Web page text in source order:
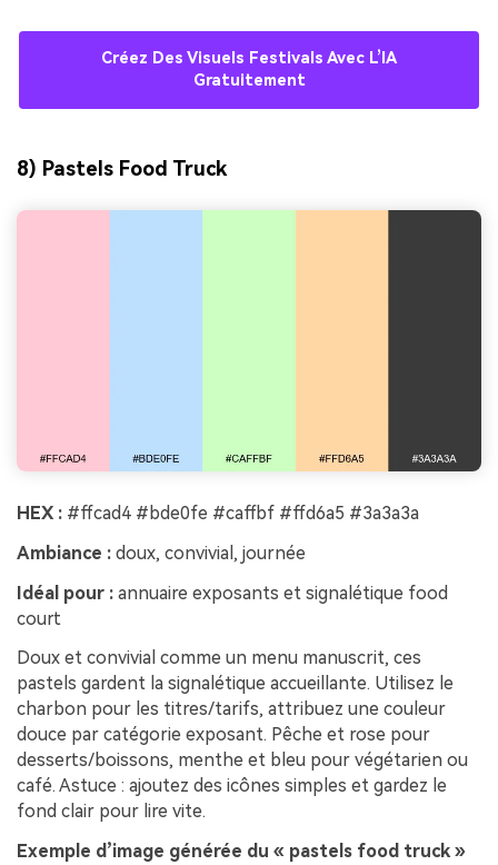
Créez Des Visuels Festivals Avec L’IA
Gratuitement
8) Pastels Food Truck
HEX : #ffcad4 #bde0fe #caffbf #ffd6a5 #3a3a3a
Ambiance : doux, convivial, journée
Idéal pour : annuaire exposants et signalétique food
court
Doux et convivial comme un menu manuscrit, ces
pastels gardent la signalétique accueillante. Utilisez le
charbon pour les titres/tarifs, attribuez une couleur
douce par catégorie exposant. Pêche et rose pour
desserts/boissons, menthe et bleu pour végétarien ou
café. Astuce : ajoutez des icônes simples et gardez le
fond clair pour lire vite.
Exemple d’image générée du « pastels food truck »